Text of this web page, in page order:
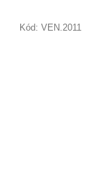
Kód: VEN.2011